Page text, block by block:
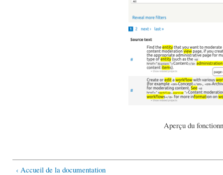
Aperçu du
‹ Accueil de la documentation